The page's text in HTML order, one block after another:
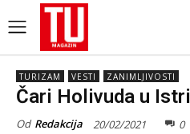
TURIZAM VESTI ZANIMLJIVOSTI
Čari Holivuda u Istri
Od Redakcija 20/02/2021 0